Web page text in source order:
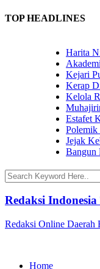
TOP HEADLINES
Harita
Akademisi
Kejari
Kerap
Kelola
Muhajirin
Estafet
Polemik
Jejak
Bangun
Redaksi
Redaksi Online Daerah
Home